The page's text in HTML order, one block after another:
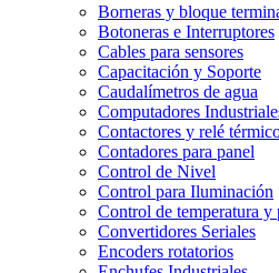
Borneras y bloque
Botoneras e Interruptores
Cables para sensores
Capacitación y Soporte
Caudalímetros de agua
Computadores
Contactores y relé
Contadores para panel
Control de Nivel
Control para Iluminación
Control de temperatura y
Convertidores Seriales
Encoders rotatorios